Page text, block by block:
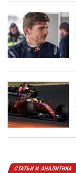
СТАТЬИ И АНАЛИТИКА